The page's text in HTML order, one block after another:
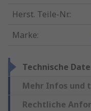
Herst. Teile-Nr.:
Marke:
Technische
Mehr Infos und
Rechtliche